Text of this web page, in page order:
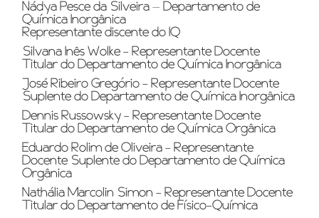
Nádya Pesce da Silveira – Departamento de
Química Inorgânica
Representante discente do IQ
Silvana Inês Wolke - Representante Docente
Titular do Departamento de Química Inorgânica
José Ribeiro Gregório - Representante Docente
Suplente do Departamento de Química Inorgânica
Dennis Russowsky - Representante Docente
Titular do Departamento de Química Orgânica
Eduardo Rolim de Oliveira - Representante
Docente Suplente do Departamento de Química
Orgânica
Nathália Marcolin Simon - Representante Docente
Titular do Departamento de Físico-Química